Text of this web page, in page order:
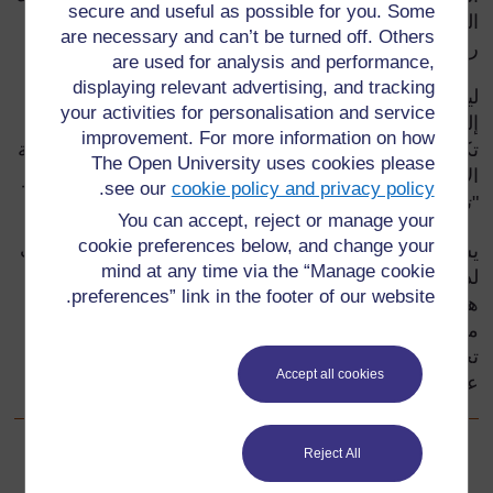
secure and useful as possible for you. Some
are necessary and can’t be turned off. Others
are used for analysis and performance,
displaying relevant advertising, and tracking
your activities for personalisation and service
improvement. For more information on how
The Open University uses cookies please
see our cookie policy and privacy policy
.
You can accept, reject or manage your
cookie preferences below, and change your
mind at any time via the “Manage cookie
preferences” link in the footer of our website.
Accept all cookies
Reject All
الست للمكعب. هل يمكنك تخيل الشكل الذي يجب عليك
رسمه على الورقة لصنع المكعب؟
ليس من السهل عمل ذلك، لأن هذا التدريب الخيالي يحتاج
إلى مهارتين رياضيتين مهمتين – الخيال العقلي (أي أن
تكون قادراً الرؤية بعين العقل،صورة رياضية ثنائية أو ثلاثية
الأبعاد) والتحوير العقلي (أي أن تكون قادراً على محاكاة أو
"تحوير" هذه الصورة لتغييرها على أحد الأوجه).
يستكشف هذا القسم بعض الأساليب لتطوير هذه المهارات
لدى
تلاميذك، وهم يستخدمون المخططات. (المخططات
هي تمثيل ثنائي الأبعاد لشكل ثلاثي الأبعاد،مع خطوط
متقطعة تمثل الثنيات وخطوط متصلة تمثل مكان القطع)
تحوير شكل حقيقي سيساعد التلاميذ على تخيل التحورات
على هذا الشكل.
سابقالسابق